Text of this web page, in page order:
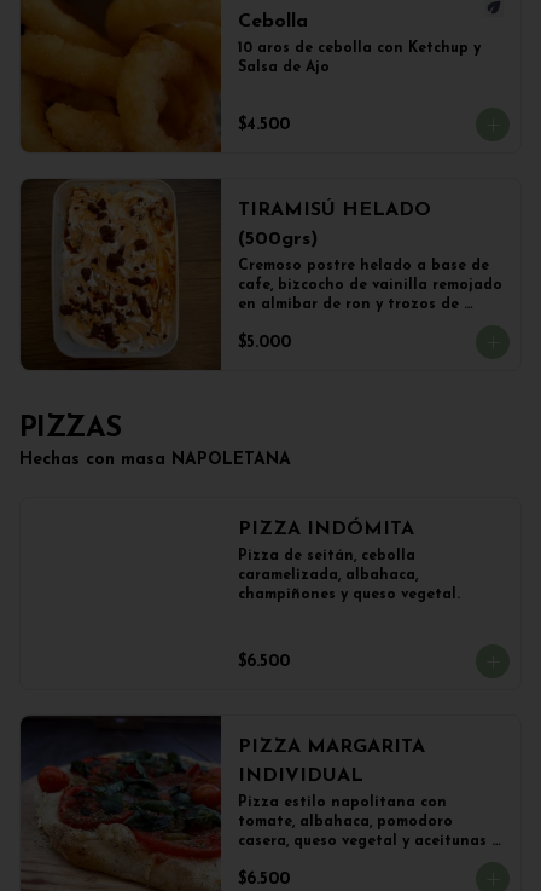
Cebolla
10 aros de cebolla con Ketchup y
Salsa de Ajo
$4.500
TIRAMISÚ HELADO
(500grs)
Cremoso postre helado a base de
cafe, bizcocho de vainilla remojado
en almibar de ron y trozos de
$5.000
PIZZAS
Hechas con masa NAPOLETANA
PIZZA INDÓMITA
Pizza de seitán, cebolla
caramelizada, albahaca,
champiñones y queso vegetal.
$6.500
PIZZA MARGARITA
INDIVIDUAL
Pizza estilo napolitana con
tomate, albahaca, pomodoro
casera, queso vegetal y aceitunas
$6.500